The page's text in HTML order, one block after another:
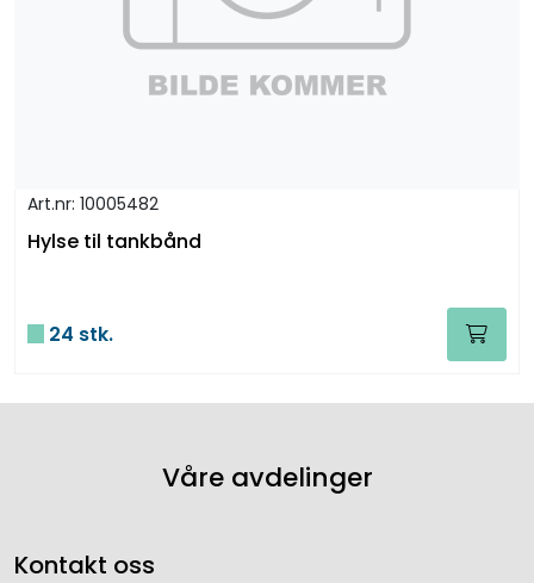
Art.nr: 10005482
Hylse til tankbånd
24 stk.
Våre avdelinger
Kontakt oss